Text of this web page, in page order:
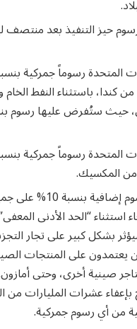
حيز التنفيذ بعد منتصف
كندا، باستثناء النفط الخام
المكسيك.
سيتم فرض رسوم إضافية
بشكل كبير على تجار
يعتمدون على المنتجات
صينية أخرى، وحتى
بإعفاء عشرات المليارات من
من أي رسوم جمركية.